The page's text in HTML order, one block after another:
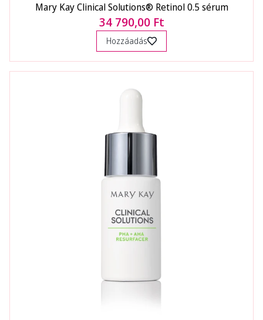
Mary Kay Clinical Solutions® Retinol 0.5 sérum
34 790,00 Ft
Hozzáadás